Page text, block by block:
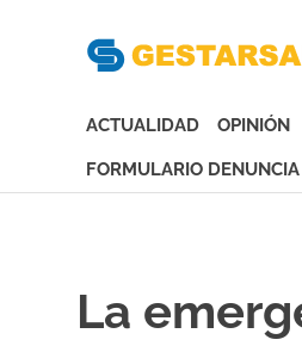
de
Gestoras
del
Salud
ACTUALIDAD OPINIÓN
FORMULARIO DENUNCIA
La